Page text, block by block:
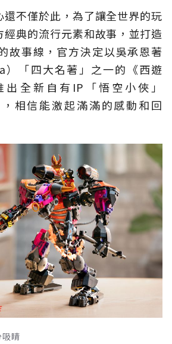
還不僅於此，為了讓全世界的玩
經典的流行元素和故事，並打造
故事線，官方決定以吳承恩著
）「四大名著」之一的《西遊
全新自有IP「悟空小俠」
，相信能激起滿滿的感動和回
吸睛